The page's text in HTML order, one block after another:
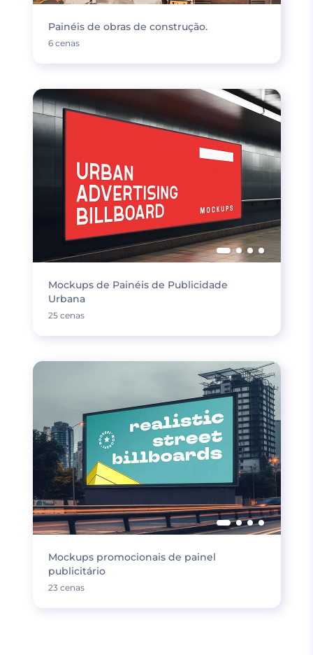
Painéis de obras de construção.
6 cenas
Mockups de Painéis de Publicidade
Urbana
25 cenas
Mockups promocionais de painel
publicitário
23 cenas